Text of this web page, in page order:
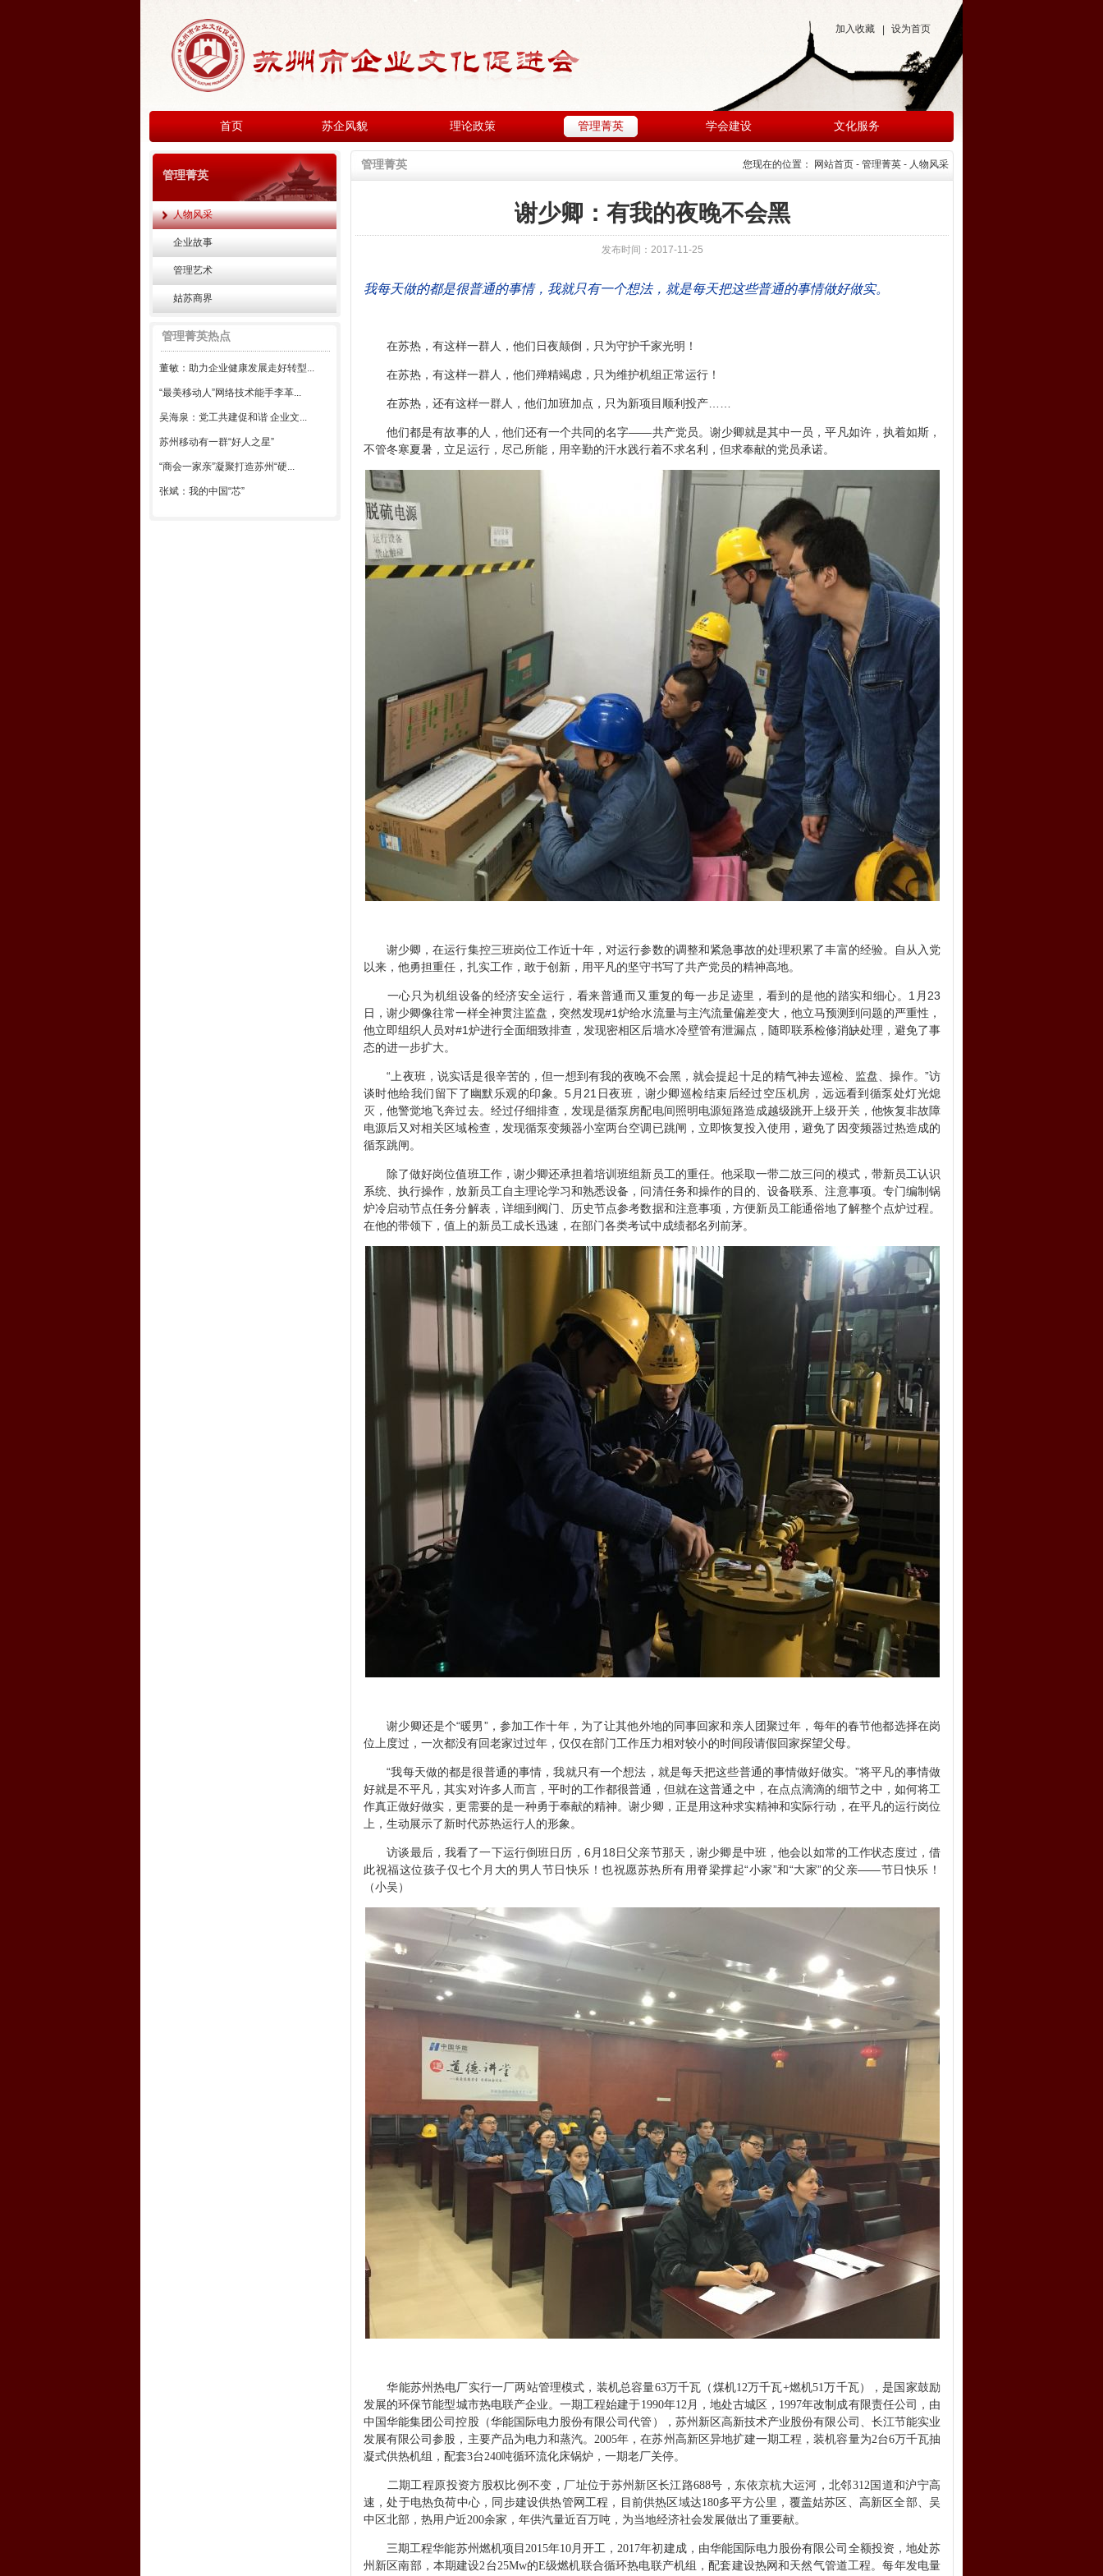
加入收藏 设为首页
首页 苏企风貌 理论政策 管理菁英 学会建设 文化服务
管理菁英
人物风采
企业故事
管理艺术
姑苏商界
管理菁英热点
董敏：助力企业健康发展走好转型...
“最美移动人”网络技术能手李革...
吴海泉：党工共建促和谐 企业文...
苏州移动有一群“好人之星”
“商会一家亲”凝聚打造苏州“硬...
张斌：我的中国“芯”
管理菁英 您现在的位置： 网站首页 - 管理菁英 - 人物风采
谢少卿：有我的夜晚不会黑
发布时间：2017-11-25
我每天做的都是很普通的事情，我就只有一个想法，就是每天把这些普通的事情做好做实。
在苏热，有这样一群人，他们日夜颠倒，只为守护千家光明！
在苏热，有这样一群人，他们殚精竭虑，只为维护机组正常运行！
在苏热，还有这样一群人，他们加班加点，只为新项目顺利投产……
他们都是有故事的人，他们还有一个共同的名字——共产党员。谢少卿就是其中一员，平凡如许，执着如斯，
不管冬寒夏暑，立足运行，尽己所能，用辛勤的汗水践行着不求名利，但求奉献的党员承诺。
谢少卿，在运行集控三班岗位工作近十年，对运行参数的调整和紧急事故的处理积累了丰富的经验。自从入党
以来，他勇担重任，扎实工作，敢于创新，用平凡的坚守书写了共产党员的精神高地。
一心只为机组设备的经济安全运行，看来普通而又重复的每一步足迹里，看到的是他的踏实和细心。1月23
日，谢少卿像往常一样全神贯注监盘，突然发现#1炉给水流量与主汽流量偏差变大，他立马预测到问题的严重性，
他立即组织人员对#1炉进行全面细致排查，发现密相区后墙水冷壁管有泄漏点，随即联系检修消缺处理，避免了事
态的进一步扩大。
“上夜班，说实话是很辛苦的，但一想到有我的夜晚不会黑，就会提起十足的精气神去巡检、监盘、操作。”访
谈时他给我们留下了幽默乐观的印象。5月21日夜班，谢少卿巡检结束后经过空压机房，远远看到循泵处灯光熄
灭，他警觉地飞奔过去。经过仔细排查，发现是循泵房配电间照明电源短路造成越级跳开上级开关，他恢复非故障
电源后又对相关区域检查，发现循泵变频器小室两台空调已跳闸，立即恢复投入使用，避免了因变频器过热造成的
循泵跳闸。
除了做好岗位值班工作，谢少卿还承担着培训班组新员工的重任。他采取一带二放三问的模式，带新员工认识
系统、执行操作，放新员工自主理论学习和熟悉设备，问清任务和操作的目的、设备联系、注意事项。专门编制锅
炉冷启动节点任务分解表，详细到阀门、历史节点参考数据和注意事项，方便新员工能通俗地了解整个点炉过程。
在他的带领下，值上的新员工成长迅速，在部门各类考试中成绩都名列前茅。
谢少卿还是个“暖男”，参加工作十年，为了让其他外地的同事回家和亲人团聚过年，每年的春节他都选择在岗
位上度过，一次都没有回老家过过年，仅仅在部门工作压力相对较小的时间段请假回家探望父母。
“我每天做的都是很普通的事情，我就只有一个想法，就是每天把这些普通的事情做好做实。”将平凡的事情做
好就是不平凡，其实对许多人而言，平时的工作都很普通，但就在这普通之中，在点点滴滴的细节之中，如何将工
作真正做好做实，更需要的是一种勇于奉献的精神。谢少卿，正是用这种求实精神和实际行动，在平凡的运行岗位
上，生动展示了新时代苏热运行人的形象。
访谈最后，我看了一下运行倒班日历，6月18日父亲节那天，谢少卿是中班，他会以如常的工作状态度过，借
此祝福这位孩子仅七个月大的男人节日快乐！也祝愿苏热所有用脊梁撑起“小家”和“大家”的父亲——节日快乐！
（小吴）
华能苏州热电厂实行一厂两站管理模式，装机总容量63万千瓦（煤机12万千瓦+燃机51万千瓦），是国家鼓励
发展的环保节能型城市热电联产企业。一期工程始建于1990年12月，地处古城区，1997年改制成有限责任公司，由
中国华能集团公司控股（华能国际电力股份有限公司代管），苏州新区高新技术产业股份有限公司、长江节能实业
发展有限公司参股，主要产品为电力和蒸汽。2005年，在苏州高新区异地扩建一期工程，装机容量为2台6万千瓦抽
凝式供热机组，配套3台240吨循环流化床锅炉，一期老厂关停。
二期工程原投资方股权比例不变，厂址位于苏州新区长江路688号，东依京杭大运河，北邻312国道和沪宁高
速，处于电热负荷中心，同步建设供热管网工程，目前供热区域达180多平方公里，覆盖姑苏区、高新区全部、吴
中区北部，热用户近200余家，年供汽量近百万吨，为当地经济社会发展做出了重要献。
三期工程华能苏州燃机项目2015年10月开工，2017年初建成，由华能国际电力股份有限公司全额投资，地处苏
州新区南部，本期建设2台25Mw的E级燃机联合循环热电联产机组，配套建设热网和天然气管道工程。每年发电量